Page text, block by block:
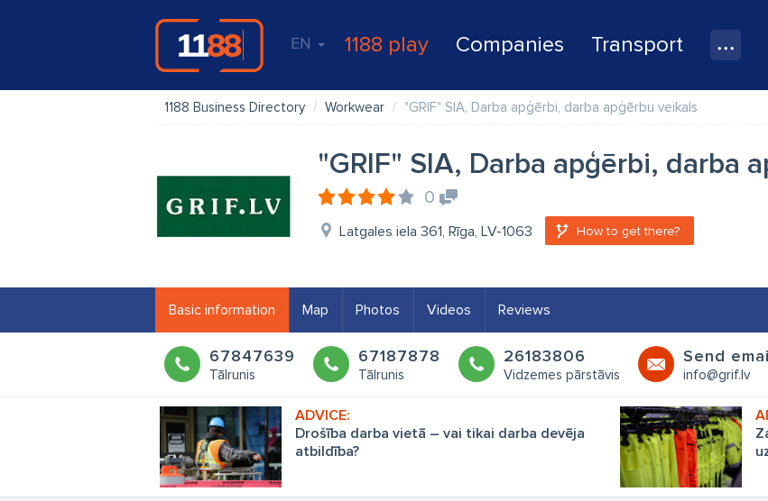
EN 1188 play Companies Transport
1188 Business Directory Workwear "GRIF" SIA, Darba apģērbi, darba apģērbu veikals
"GRIF" SIA, Darba apģērbi, darba
0
Latgales iela 361, Rīga, LV-1063 How to get there?
Basic information Map Photos Videos Reviews
67847639
Tālrunis
67187878
Tālrunis
26183806
Vidzemes pārstāvis
Send
info@grif.lv
Drošība darba vietā – vai tikai darba devēja
atbildība?